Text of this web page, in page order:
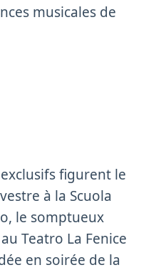
musicales de
figurent le
à la Scuola
le somptueux
Teatro La Fenice
en soirée de la